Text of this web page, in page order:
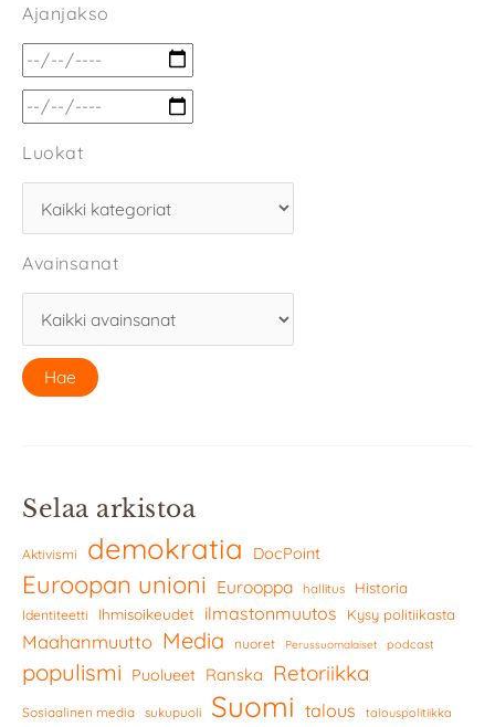
Ajanjakso
Luokat
Avainsanat
Selaa arkistoa
Aktivismi demokratia DocPoint
Euroopan unioni Eurooppa hallitus Historia
Identiteetti Ihmisoikeudet ilmastonmuutos Kysy politiikasta
Maahanmuutto Media nuoret Perussuomalaiset podcast
populismi Puolueet Ranska Retoriikka
Sosiaalinen media sukupuoli Suomi talous talouspolitiikka